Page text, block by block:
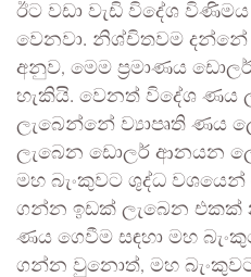
ඊට වඩා වැඩි විදේශ
වෙනවා. නිශ්චිතවම
අනුව, මෙම ප්‍රමාණය
හැකියි. වෙනත් විදේශ ණය
ලැබෙන්නේ ව්‍යාපෘති ණය
ලැබෙන ඩොලර් ආනයන
මහ බැංකුවට ශුද්ධ
ගන්න ඉඩක් ලැබෙන එකක්
ණය ගෙවීම සඳහා මහ
ගන්න වුනොත්, මහ බැංකුවට